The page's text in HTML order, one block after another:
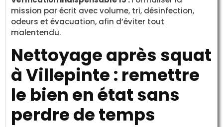
mission par écrit avec volume, tri, désinfection,
odeurs et évacuation, afin d’éviter tout
malentendu.
Nettoyage après squat
à Villepinte : remettre
le bien en état sans
perdre de temps